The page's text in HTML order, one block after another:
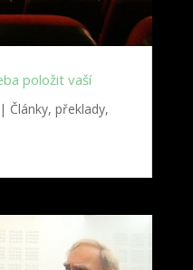
položit vaší
| Články, překlady,